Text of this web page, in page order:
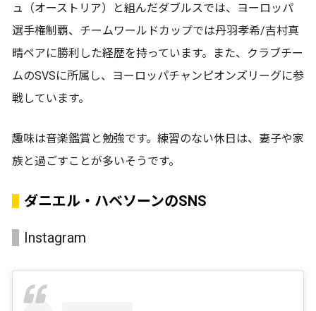
ュ（オーストリア）と組んだダブルスでは、ヨーロッパ
選手権制覇、チームワールドカップでは丹羽孝希/吉村真
晴ペアに勝利した経歴を持っています。また、クラブチー
ムのSVSに所属し、ヨーロッパチャンピオンズリーグに参
戦しています。
趣味は音楽鑑賞と勉強です。練習のない休日は、妻子や家
族と過ごすことが多いそうです。
ダニエル・ハベソーンのSNS
Instagram